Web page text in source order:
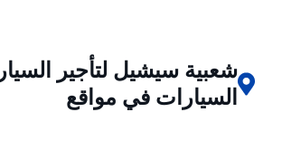
شعبية سيشيل لتأجير
السيارات في مواقع